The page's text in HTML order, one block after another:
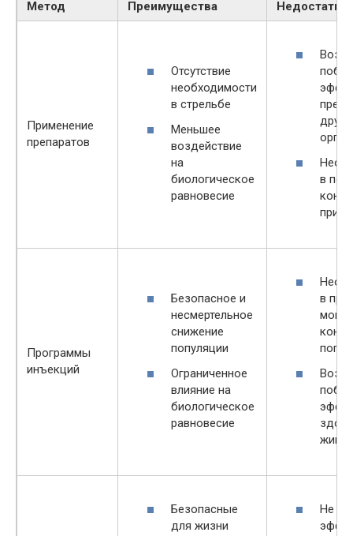
Метод Преимущества Недостатки
Применение
препаратов
Отсутствие
необходимости
в стрельбе
Меньшее
воздействие
на
биологическое
равновесие
в
Программы
инъекций
Безопасное и
несмертельное
снижение
популяции
Ограниченное
влияние на
биологическое
равновесие
в
Безопасные
для жизни
Не